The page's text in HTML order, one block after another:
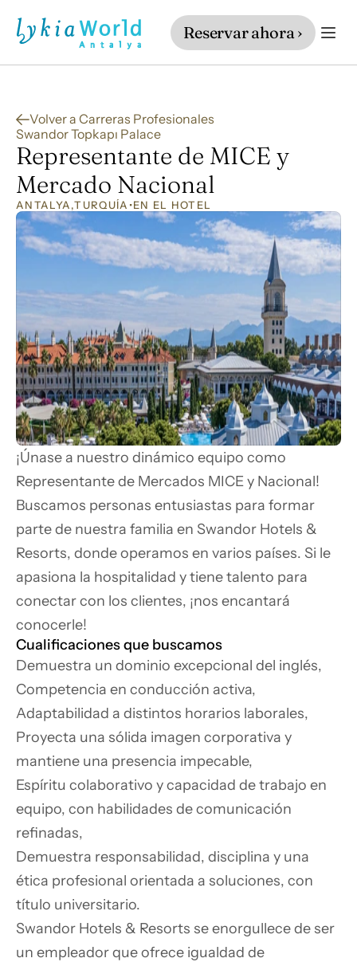
Volver a Carreras Profesionales
Swandor Topkapı Palace
Representante de MICE y
Mercado Nacional
ANTALYA,TURQUÍA •EN EL HOTEL
¡Únase a nuestro dinámico equipo como
Representante de Mercados MICE y Nacional!
Buscamos personas entusiastas para formar
parte de nuestra familia en Swandor Hotels &
Resorts, donde operamos en varios países. Si le
apasiona la hospitalidad y tiene talento para
conectar con los clientes, ¡nos encantará
conocerle!
Cualificaciones que buscamos
Demuestra un dominio excepcional del inglés,
Competencia en conducción activa,
Adaptabilidad a distintos horarios laborales,
Proyecta una sólida imagen corporativa y
mantiene una presencia impecable,
Espíritu colaborativo y capacidad de trabajo en
equipo, con habilidades de comunicación
refinadas,
Demuestra responsabilidad, disciplina y una
ética profesional orientada a soluciones, con
título universitario.
Swandor Hotels & Resorts se enorgullece de ser
un empleador que ofrece igualdad de
Reservar ahora ›